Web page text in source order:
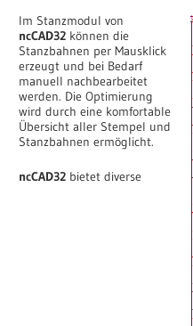
Im Stanzmodul von
ncCAD32 können die
Stanzbahnen per Mausklick
erzeugt und bei Bedarf
manuell nachbearbeitet
werden. Die Optimierung
wird durch eine komfortable
Übersicht aller Stempel und
Stanzbahnen ermöglicht.
ncCAD32 bietet diverse